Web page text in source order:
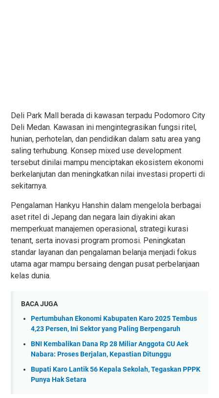
Deli Park Mall berada di kawasan terpadu Podomoro City
Deli Medan. Kawasan ini mengintegrasikan fungsi ritel,
hunian, perhotelan, dan pendidikan dalam satu area yang
saling terhubung. Konsep mixed use development
tersebut dinilai mampu menciptakan ekosistem ekonomi
berkelanjutan dan meningkatkan nilai investasi properti di
sekitarnya.
Pengalaman Hankyu Hanshin dalam mengelola berbagai
aset ritel di Jepang dan negara lain diyakini akan
memperkuat manajemen operasional, strategi kurasi
tenant, serta inovasi program promosi. Peningkatan
standar layanan dan pengalaman belanja menjadi fokus
utama agar mampu bersaing dengan pusat perbelanjaan
kelas dunia.
BACA JUGA
Pertumbuhan Ekonomi Kabupaten Karo 2025 Tembus
4,23 Persen, Ini Sektor yang Paling Berpengaruh
BNI Kembalikan Dana Rp 28 Miliar Anggota CU Aek
Nabara: Proses Berjalan, Kepastian Ditunggu
Bupati Karo Lantik 56 Kepala Sekolah, Tegaskan PPPK
Punya Hak Setara